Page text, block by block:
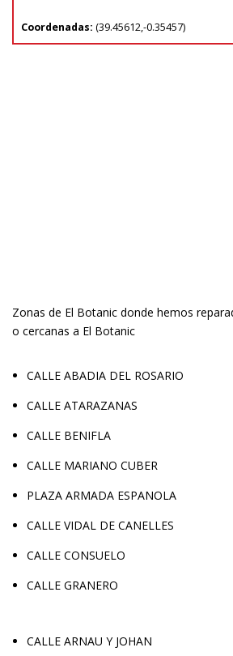
Coordenadas: (39.45612,-0.35457)
Zonas de El Botanic donde hemos
o cercanas a El Botanic
CALLE ABADIA DEL ROSARIO
CALLE ATARAZANAS
CALLE BENIFLA
CALLE MARIANO CUBER
PLAZA ARMADA ESPANOLA
CALLE VIDAL DE CANELLES
CALLE CONSUELO
CALLE GRANERO
CALLE ARNAU Y JOHAN